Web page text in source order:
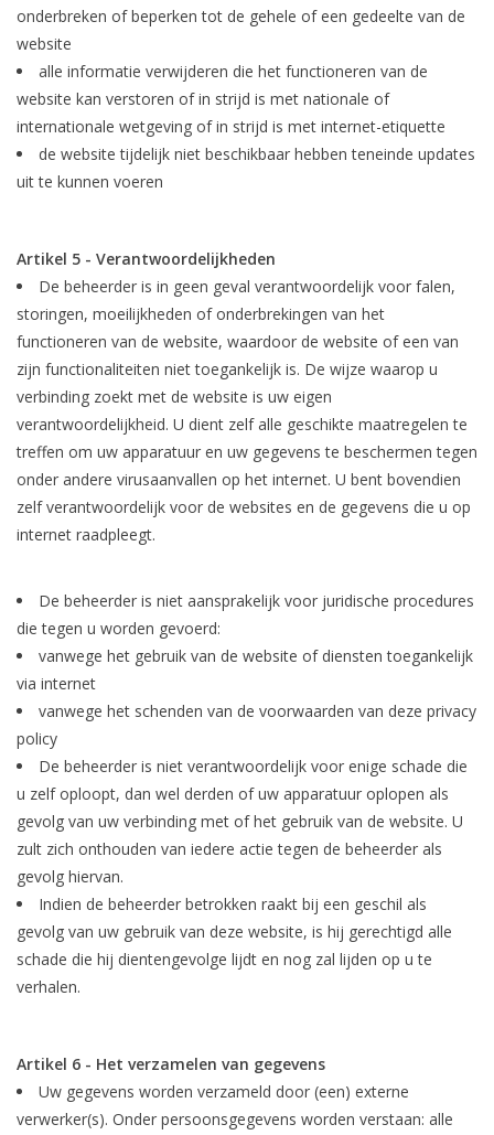
onderbreken of beperken tot de gehele of een gedeelte van de
website
alle informatie verwijderen die het functioneren van de
website kan verstoren of in strijd is met nationale of
internationale wetgeving of in strijd is met internet-etiquette
de website tijdelijk niet beschikbaar hebben teneinde updates
uit te kunnen voeren
Artikel 5 - Verantwoordelijkheden
De beheerder is in geen geval verantwoordelijk voor falen,
storingen, moeilijkheden of onderbrekingen van het
functioneren van de website, waardoor de website of een van
zijn functionaliteiten niet toegankelijk is. De wijze waarop u
verbinding zoekt met de website is uw eigen
verantwoordelijkheid. U dient zelf alle geschikte maatregelen te
treffen om uw apparatuur en uw gegevens te beschermen tegen
onder andere virusaanvallen op het internet. U bent bovendien
zelf verantwoordelijk voor de websites en de gegevens die u op
internet raadpleegt.
De beheerder is niet aansprakelijk voor juridische procedures
die tegen u worden gevoerd:
vanwege het gebruik van de website of diensten toegankelijk
via internet
vanwege het schenden van de voorwaarden van deze privacy
policy
De beheerder is niet verantwoordelijk voor enige schade die
u zelf oploopt, dan wel derden of uw apparatuur oplopen als
gevolg van uw verbinding met of het gebruik van de website. U
zult zich onthouden van iedere actie tegen de beheerder als
gevolg hiervan.
Indien de beheerder betrokken raakt bij een geschil als
gevolg van uw gebruik van deze website, is hij gerechtigd alle
schade die hij dientengevolge lijdt en nog zal lijden op u te
verhalen.
Artikel 6 - Het verzamelen van gegevens
Uw gegevens worden verzameld door (een) externe
verwerker(s). Onder persoonsgegevens worden verstaan: alle